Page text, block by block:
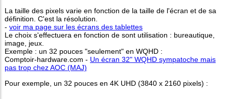
La taille des pixels varie en fonction de la taille de l'écran et de sa
définition. C'est la résolution.
- voir ma page sur les écrans des tablettes
Le choix s'effectuera en fonction de sont utilisation : bureautique,
image, jeux.
Exemple : un 32 pouces "seulement" en WQHD :
Comptoir-hardware.com - Un écran 32" WQHD sympatoche mais
pas trop chez AOC (MAJ)
Pour exemple, un 32 pouces en 4K UHD (3840 x 2160 pixels) :